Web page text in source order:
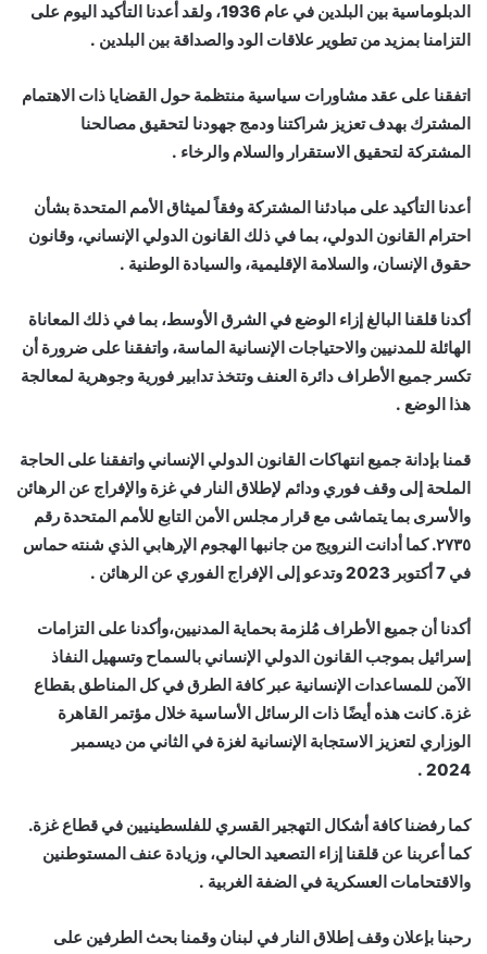
الدبلوماسية بين البلدين في عام 1936، ولقد أعدنا التأكيد اليوم على
التزامنا بمزيد من تطوير علاقات الود والصداقة بين البلدين .
اتفقنا على عقد مشاورات سياسية منتظمة حول القضايا ذات الاهتمام
المشترك بهدف تعزيز شراكتنا ودمج جهودنا لتحقيق مصالحنا
المشتركة لتحقيق الاستقرار والسلام والرخاء .
أعدنا التأكيد على مبادئنا المشتركة وفقاً لميثاق الأمم المتحدة بشأن
احترام القانون الدولي، بما في ذلك القانون الدولي الإنساني، وقانون
حقوق الإنسان، والسلامة الإقليمية، والسيادة الوطنية .
أكدنا قلقنا البالغ إزاء الوضع في الشرق الأوسط، بما في ذلك المعاناة
الهائلة للمدنيين والاحتياجات الإنسانية الماسة، واتفقنا على ضرورة أن
تكسر جميع الأطراف دائرة العنف وتتخذ تدابير فورية وجوهرية لمعالجة
هذا الوضع .
قمنا بإدانة جميع انتهاكات القانون الدولي الإنساني واتفقنا على الحاجة
الملحة إلى وقف فوري ودائم لإطلاق النار في غزة والإفراج عن الرهائن
والأسرى بما يتماشى مع قرار مجلس الأمن التابع للأمم المتحدة رقم
٢٧٣٥. كما أدانت النرويج من جانبها الهجوم الإرهابي الذي شنته حماس
في 7 أكتوبر 2023 وتدعو إلى الإفراج الفوري عن الرهائن .
أكدنا أن جميع الأطراف مُلزمة بحماية المدنيين،وأكدنا على التزامات
إسرائيل بموجب القانون الدولي الإنساني بالسماح وتسهيل النفاذ
الآمن للمساعدات الإنسانية عبر كافة الطرق في كل المناطق بقطاع
غزة. كانت هذه أيضًا ذات الرسائل الأساسية خلال مؤتمر القاهرة
الوزاري لتعزيز الاستجابة الإنسانية لغزة في الثاني من ديسمبر
2024 .
كما رفضنا كافة أشكال التهجير القسري للفلسطينيين في قطاع غزة.
كما أعربنا عن قلقنا إزاء التصعيد الحالي، وزيادة عنف المستوطنين
والاقتحامات العسكرية في الضفة الغربية .
رحبنا بإعلان وقف إطلاق النار في لبنان وقمنا بحث الطرفين على